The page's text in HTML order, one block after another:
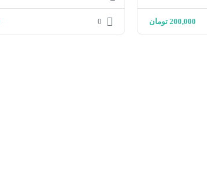
200,000 تومان 0